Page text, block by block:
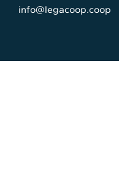
info@legacoop.coop